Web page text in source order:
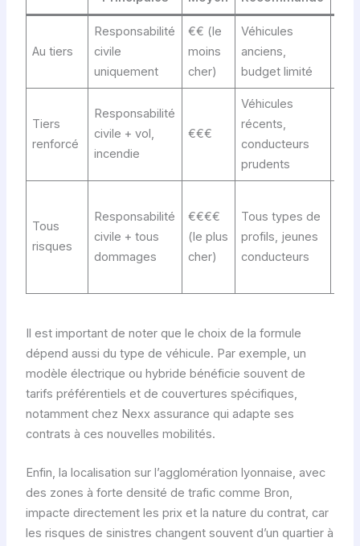
Au tiers
Responsabilité
civile
uniquement
€€ (le
moins
cher)
Véhicules
anciens,
budget limité
Tiers
renforcé
Responsabilité
civile + vol,
incendie
€€€
Véhicules
récents,
conducteurs
prudents
Tous
risques
Responsabilité
civile + tous
dommages
€€€€
(le plus
cher)
Tous types de
profils, jeunes
conducteurs
Il est important de noter que le choix de la formule
dépend aussi du type de véhicule. Par exemple, un
modèle électrique ou hybride bénéficie souvent de
tarifs préférentiels et de couvertures spécifiques,
notamment chez Nexx assurance qui adapte ses
contrats à ces nouvelles mobilités.
Enfin, la localisation sur l’agglomération lyonnaise, avec
des zones à forte densité de trafic comme Bron,
impacte directement les prix et la nature du contrat, car
les risques de sinistres changent souvent d’un quartier à